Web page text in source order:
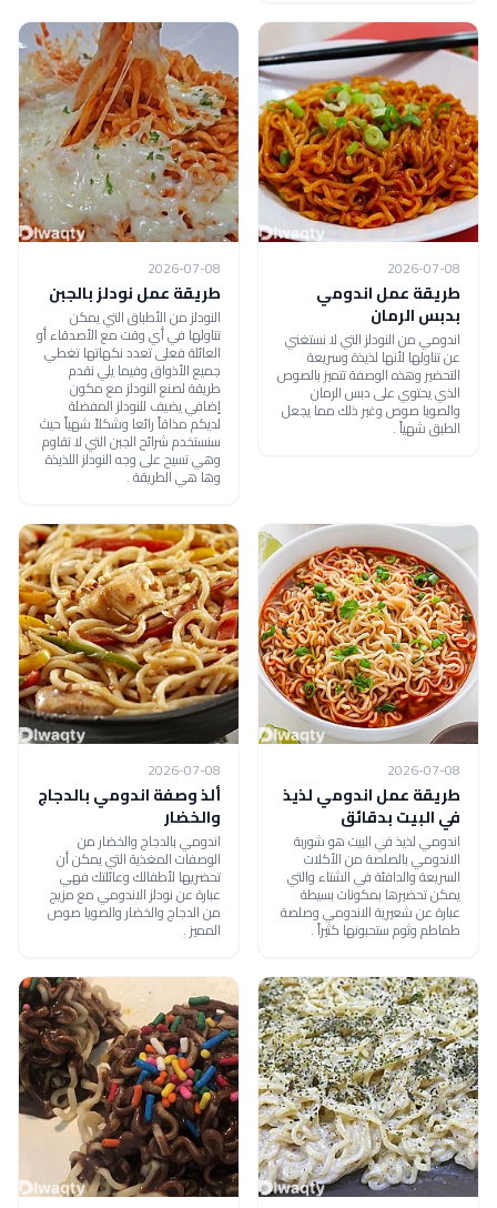
2026-07-08
طريقة عمل اندومي
بدبس الرمان
اندومي من النودلز التي لا نستغني
عن تناولها لأنها لذيذة وسريعة
التحضير وهذه الوصفة تتميز بالصوص
الذي يحتوي على دبس الرمان
والصويا صوص وغير ذلك مما يجعل
الطبق شهياً .
2026-07-08
طريقة عمل نودلز بالجبن
النودلز من الأطباق التي يمكن
تناولها في أي وقت مع الأصدقاء أو
العائلة فعلى تعدد نكهاتها تغطي
جميع الأذواق وفيما يلي نقدم
طريقة لصنع النودلز مع مكون
إضافي يضيف للنودلز المفضلة
لديكم مذاقاً رائعا وشكلاً شهياً حيث
سنستخدم شرائح الجبن التي لا تقاوم
وهي تسيح على وجه النودلز اللذيذة
وها هي الطريقة .
2026-07-08
طريقة عمل اندومي لذيذ
في البيت بدقائق
اندومي لذيذ في البيت هو شوربة
الاندومي بالصلصة من الأكلات
السريعة والدافئة في الشتاء والتي
يمكن تحضيرها بمكونات بسيطة
عبارة عن شعيرية الاندومي وصلصة
طماطم وثوم ستحبونها كثيراً .
2026-07-08
ألذ وصفة اندومي بالدجاج
والخضار
اندومي بالدجاج والخضار من
الوصفات المغذية التي يمكن أن
تحضريها لأطفالك وعائلتك فهي
عبارة عن نودلز الاندومي مع مزيج
من الدجاج والخضار والصويا صوص
المميز .